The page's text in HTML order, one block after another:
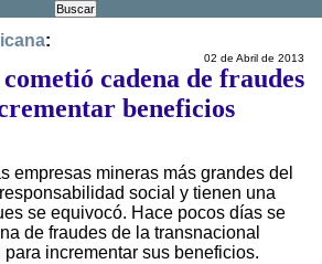
:
02 de Abril de 2013
cadena de fraudes
beneficios
empresas mineras más grandes del
social y tienen una
se equivocó. Hace pocos días se
de fraudes de la transnacional
incrementar sus beneficios.